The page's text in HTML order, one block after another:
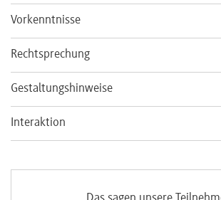
Vorkenntnisse
Rechtsprechung
Gestaltungshinweise
Interaktion